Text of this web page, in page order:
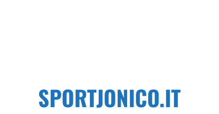
SPORTJONICO.IT